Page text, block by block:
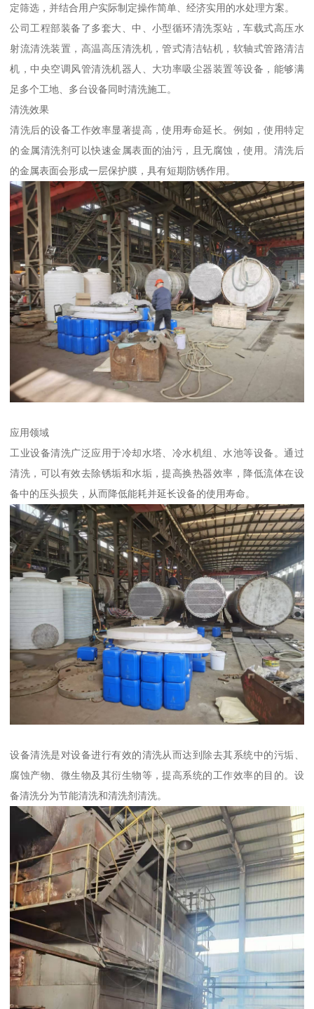
定筛选，并结合用户实际制定操作简单、经济实用的水处理方案。
公司工程部装备了多套大、中、小型循环清洗泵站，车载式高压水
射流清洗装置，高温高压清洗机，管式清洁钻机，软轴式管路清洁
机，中央空调风管清洗机器人、大功率吸尘器装置等设备，能够满
足多个工地、多台设备同时清洗施工。
清洗效果
清洗后的设备工作效率显著提高，使用寿命延长。例如，使用特定
的金属清洗剂可以快速金属表面的油污，且无腐蚀，使用。清洗后
的金属表面会形成一层保护膜，具有短期防锈作用。
应用领域
工业设备清洗广泛应用于冷却水塔、冷水机组、水池等设备。通过
清洗，可以有效去除锈垢和水垢，提高换热器效率，降低流体在设
备中的压头损失，从而降低能耗并延长设备的使用寿命。
设备清洗是对设备进行有效的清洗从而达到除去其系统中的污垢、
腐蚀产物、微生物及其衍生物等，提高系统的工作效率的目的。设
备清洗分为节能清洗和清洗剂清洗。